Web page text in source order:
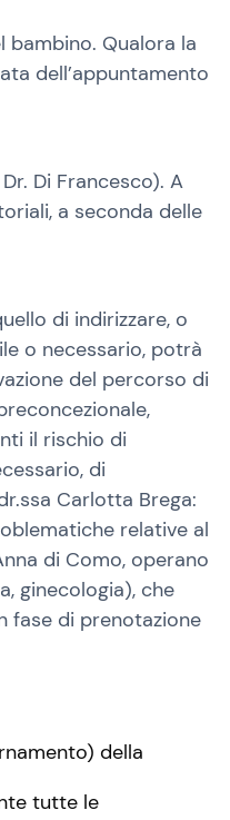
Qualora la
dell’appuntamento
Di Francesco). A
a seconda delle
di indirizzare, o
o necessario, potrà
del percorso di
il rischio di
di
Carlotta Brega:
relative al
di Como, operano
ginecologia), che
fase di prenotazione
della
tutte le